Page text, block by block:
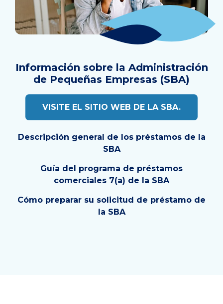
Información sobre la Administración
de Pequeñas Empresas (SBA)
VISITE EL SITIO WEB DE LA SBA.
Descripción general de los préstamos de la
SBA
Guía del programa de préstamos
comerciales 7(a) de la SBA
Cómo preparar su solicitud de préstamo de
la SBA